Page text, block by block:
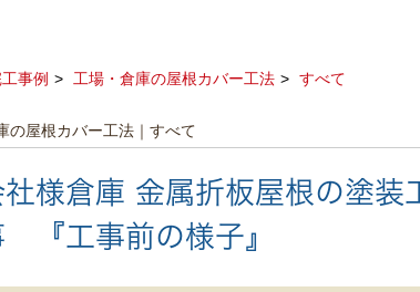
事例 工場・倉庫の屋根カバー工法 すべて
の屋根カバー工法｜すべて
社様倉庫 金属折板屋根の塗
『工事前の様子』